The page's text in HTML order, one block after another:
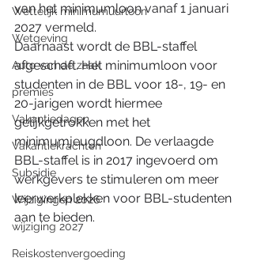
Wettelijk minimumuurloon
Wetgeving
Auto van de zaak
premies
Vakantiedagen
Vakantiekrachten
Subsidie
Wijzigingen 2026
wijziging 2027
Reiskostenvergoeding
van het minimumloon vanaf 1 januari
2027 vermeld.
Daarnaast wordt de BBL-staffel
afgeschaft. Het minimumloon voor
studenten in de BBL voor 18-, 19- en
20-jarigen wordt hiermee
gelijkgetrokken met het
minimumjeugdloon. De verlaagde
BBL-staffel is in 2017 ingevoerd om
werkgevers te stimuleren om meer
leerwerkplekken voor BBL-studenten
aan te bieden.